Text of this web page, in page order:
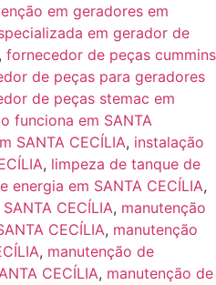
em geradores em
em gerador de
, fornecedor de peças cummins
de peças para geradores
de peças stemac em
funciona em SANTA
SANTA CECÍLIA, instalação
, limpeza de tanque de
em SANTA CECÍLIA,
CECÍLIA, manutenção
CECÍLIA, manutenção
, manutenção de
CECÍLIA, manutenção de